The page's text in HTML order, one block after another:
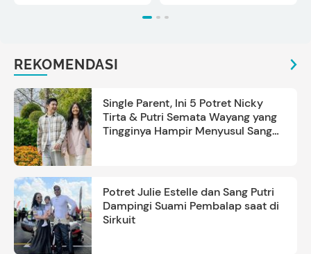
REKOMENDASI
Single Parent, Ini 5 Potret Nicky
Tirta & Putri Semata Wayang yang
Tingginya Hampir Menyusul Sang
Potret Julie Estelle dan Sang Putri
Dampingi Suami Pembalap saat di
Sirkuit